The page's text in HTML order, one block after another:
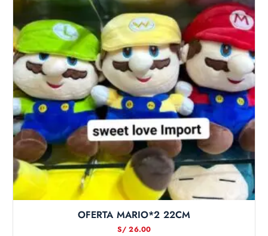
OFERTA MARIO*2 22CM
S/ 26.00